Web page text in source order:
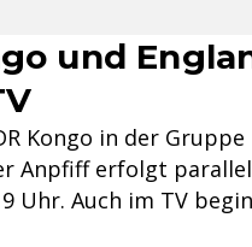
und
Kongo in der
Anpfiff erfolgt
Uhr. Auch im TV